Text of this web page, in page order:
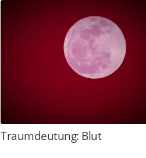
Traumdeutung: Blut